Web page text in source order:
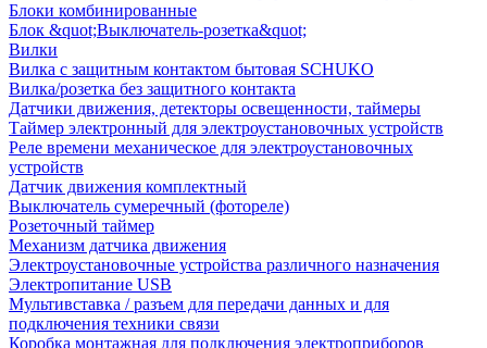
Блоки комбинированные
Блок &quot;Выключатель-розетка&quot;
Вилки
Вилка с защитным контактом бытовая SCHUKO
Вилка/розетка без защитного контакта
Датчики движения, детекторы освещенности, таймеры
Таймер электронный для электроустановочных устройств
Реле времени механическое для электроустановочных
устройств
Датчик движения комплектный
Выключатель сумеречный (фотореле)
Розеточный таймер
Механизм датчика движения
Электроустановочные устройства различного назначения
Электропитание USB
Мультивставка / разъем для передачи данных и для
подключения техники связи
Коробка монтажная для подключения электроприборов